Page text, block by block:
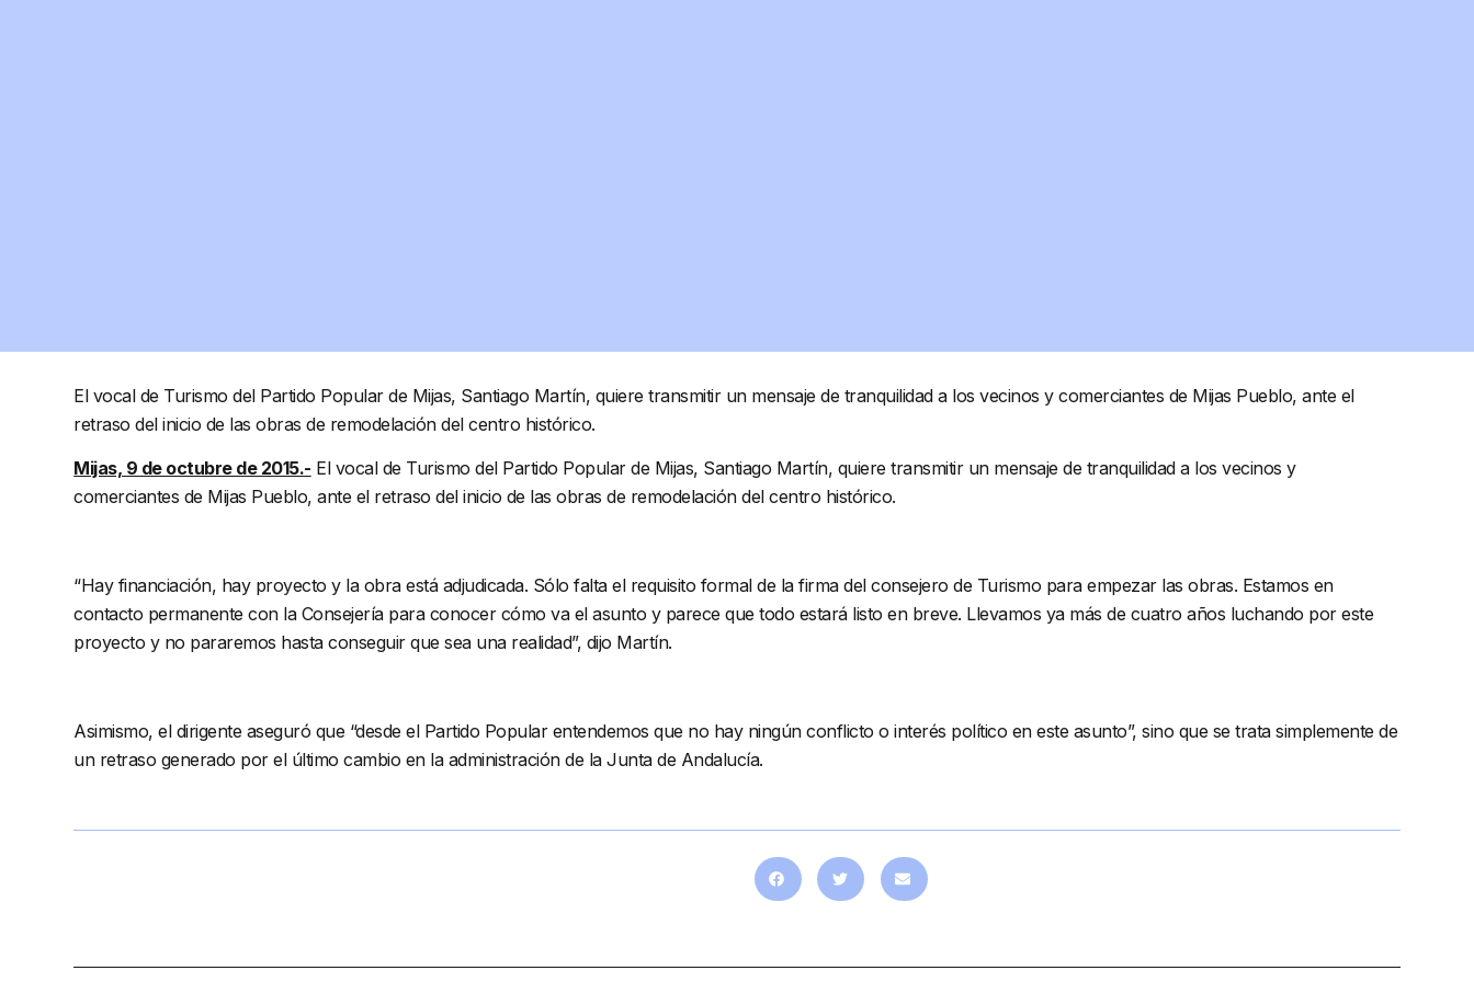
El vocal de Turismo del Partido Popular de Mijas, Santiago Martín, quiere transmitir un mensaje de tranquilidad a los vecinos y comerciantes de Mijas Pueblo, ante el
retraso del inicio de las obras de remodelación del centro histórico.
Mijas, 9 de octubre de 2015.- El vocal de Turismo del Partido Popular de Mijas, Santiago Martín, quiere transmitir un mensaje de tranquilidad a los vecinos y
comerciantes de Mijas Pueblo, ante el retraso del inicio de las obras de remodelación del centro histórico.
“Hay financiación, hay proyecto y la obra está adjudicada. Sólo falta el requisito formal de la firma del consejero de Turismo para empezar las obras. Estamos en
contacto permanente con la Consejería para conocer cómo va el asunto y parece que todo estará listo en breve. Llevamos ya más de cuatro años luchando por este
proyecto y no pararemos hasta conseguir que sea una realidad”, dijo Martín.
Asimismo, el dirigente aseguró que “desde el Partido Popular entendemos que no hay ningún conflicto o interés político en este asunto”, sino que se trata simplemente de
un retraso generado por el último cambio en la administración de la Junta de Andalucía.